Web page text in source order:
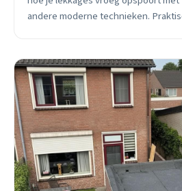
andere moderne technieken.